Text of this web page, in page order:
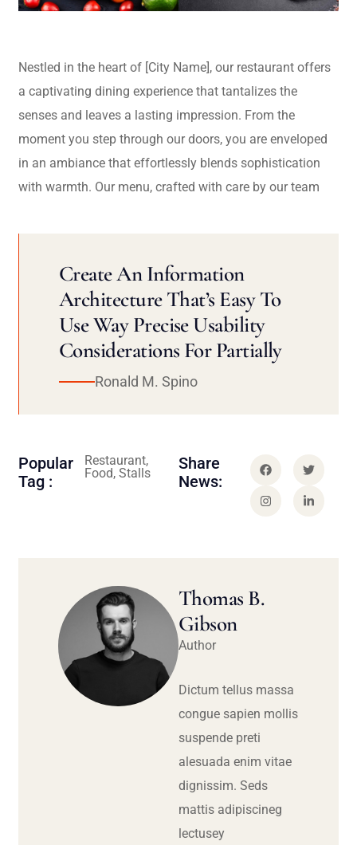
Nestled in the heart of [City Name], our restaurant offers
a captivating dining experience that tantalizes the
senses and leaves a lasting impression. From the
moment you step through our doors, you are enveloped
in an ambiance that effortlessly blends sophistication
with warmth. Our menu, crafted with care by our team
Create An Information
Architecture That’s Easy To
Use Way Precise Usability
Considerations For Partially
Ronald M. Spino
Popular
Tag :
Restaurant,
Food, Stalls
Share
News:
Thomas B.
Gibson
Author
Dictum tellus massa
congue sapien mollis
suspende preti
alesuada enim vitae
dignissim. Seds
mattis adipiscineg
lectusey